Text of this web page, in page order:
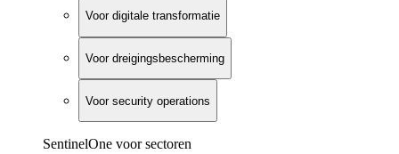
Voor digitale transformatie
Voor dreigingsbescherming
Voor security operations
SentinelOne voor sectoren